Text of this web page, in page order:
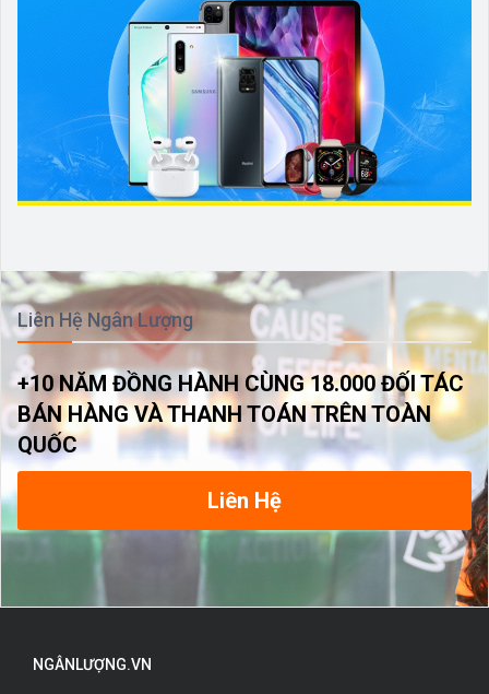
Liên Hệ Ngân Lượng
+10 NĂM ĐỒNG HÀNH CÙNG 18.000 ĐỐI TÁC
BÁN HÀNG VÀ THANH TOÁN TRÊN TOÀN
QUỐC
Liên Hệ
NGÂNLƯỢNG.VN